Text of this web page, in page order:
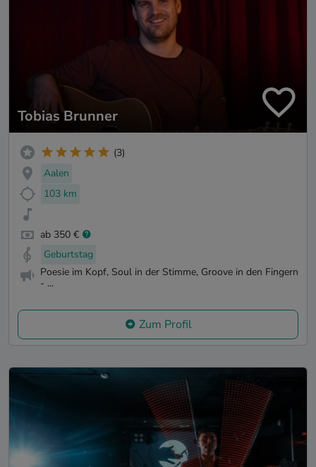
Tobias Brunner
(3)
Aalen
103 km
ab 350 €
Geburtstag
Poesie im Kopf, Soul in der Stimme, Groove in den Fingern
- ...
Zum Profil